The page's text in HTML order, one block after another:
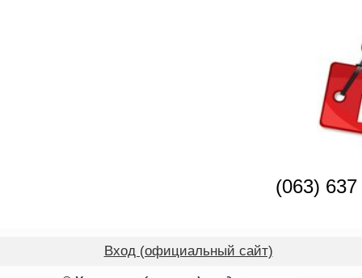
(063)
Вход (официальный сайт)